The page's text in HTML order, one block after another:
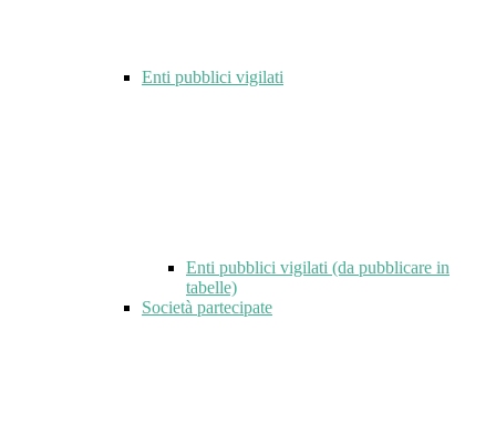
Enti pubblici vigilati
Enti pubblici vigilati (da pubblicare in
tabelle)
Società partecipate